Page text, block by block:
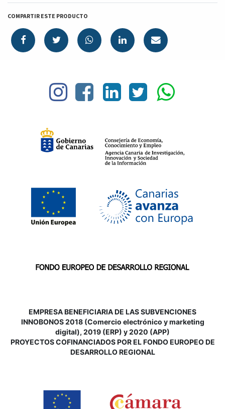
COMPARTIR ESTE PRODUCTO
EMPRESA BENEFICIARIA DE LAS SUBVENCIONES
INNOBONOS 2018 (Comercio electrónico y marketing
digital), 2019 (ERP) y 2020 (APP)
PROYECTOS COFINANCIADOS POR EL FONDO EUROPEO DE
DESARROLLO REGIONAL